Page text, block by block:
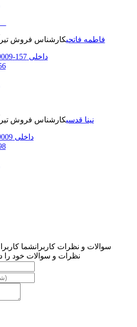
فاطمه فاتحیکارشناس فروش
داخلی157-158
نینا قدسیکارشناس فروش
داخلی
سوالات و نظرات کاربرانشما
نظرات و سوالات خود را